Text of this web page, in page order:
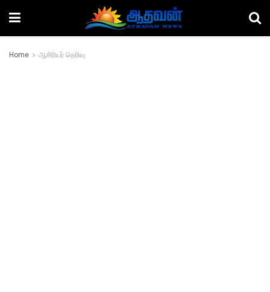
Home ஆசிரியர் தெரிவு